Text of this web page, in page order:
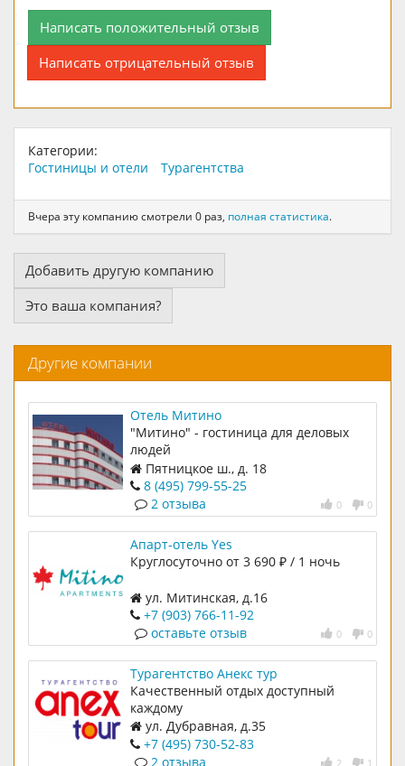
Написать положительный отзыв
Написать отрицательный отзыв
Категории:
Гостиницы и отели
Турагентства
Вчера эту компанию смотрели 0 раз, полная статистика.
Добавить другую компанию
Это ваша компания?
Другие компании
Отель Митино
"Митино" - гостиница для деловых
людей
Пятницкое ш., д. 18
8 (495) 799-55-25
0 0
2 отзыва
Апарт-отель Yes
Круглосуточно от 3 690 ₽ / 1 ночь
ул. Митинская, д.16
+7 (903) 766-11-92
0 0
оставьте отзыв
Турагентство Анекс тур
Качественный отдых доступный
каждому
ул. Дубравная, д.35
+7 (495) 730-52-83
2 1
2 отзыва